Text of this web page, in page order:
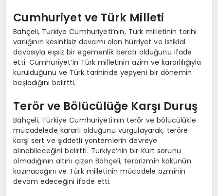
Cumhuriyet ve Türk Milleti
Bahçeli, Türkiye Cumhuriyeti’nin, Türk milletinin tarihi
varlığının kesintisiz devamı olan hürriyet ve istiklal
davasıyla eşsiz bir egemenlik beratı olduğunu ifade
etti. Cumhuriyet’in Türk milletinin azim ve kararlılığıyla
kurulduğunu ve Türk tarihinde yepyeni bir dönemin
başladığını belirtti.
Terör ve Bölücülüğe Karşı Duruş
Bahçeli, Türkiye Cumhuriyeti’nin terör ve bölücülükle
mücadelede kararlı olduğunu vurgulayarak, teröre
karşı sert ve şiddetli yöntemlerin devreye
alınabileceğini belirtti. Türkiye’nin bir Kürt sorunu
olmadığının altını çizen Bahçeli, terörizmin kökünün
kazınacağını ve Türk milletinin mücadele azminin
devam edeceğini ifade etti.